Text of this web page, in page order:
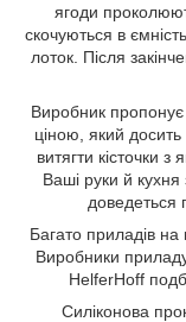
ягоди
скочуються в
лоток. Після
Виробник пропонує
ціною, який
витягти кісточки з
Ваші руки й
доведеться
Багато приладів на
Виробники
HelferHoff
Силіконова